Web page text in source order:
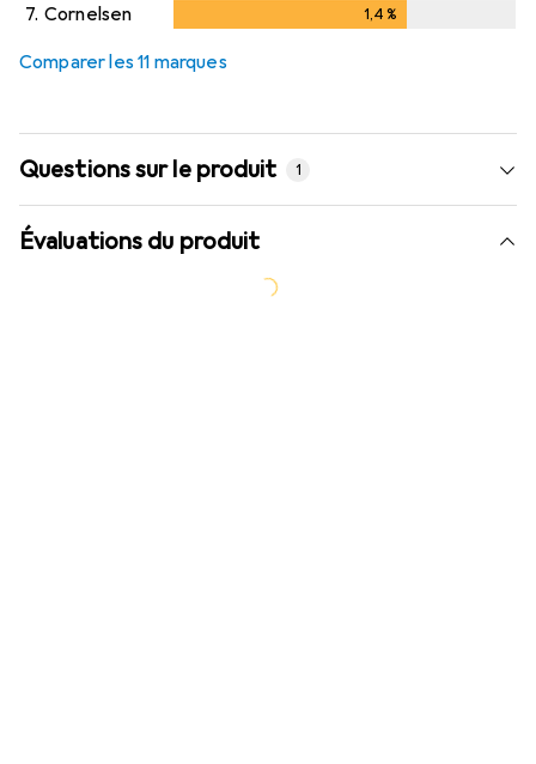
7. Cornelsen 1,4%
Comparer les 11 marques
Questions sur le produit 1
Évaluations du produit